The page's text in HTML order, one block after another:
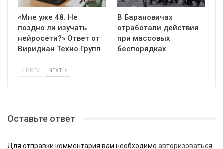
«Мне уже 48. Не
поздно ли изучать
нейросети?» Ответ от
Виридиан Техно Групп
В Барановичах
отработали действия
при массовых
беспорядках
PREV NEXT
Оставьте ответ
Для отправки комментария вам необходимо авторизоваться